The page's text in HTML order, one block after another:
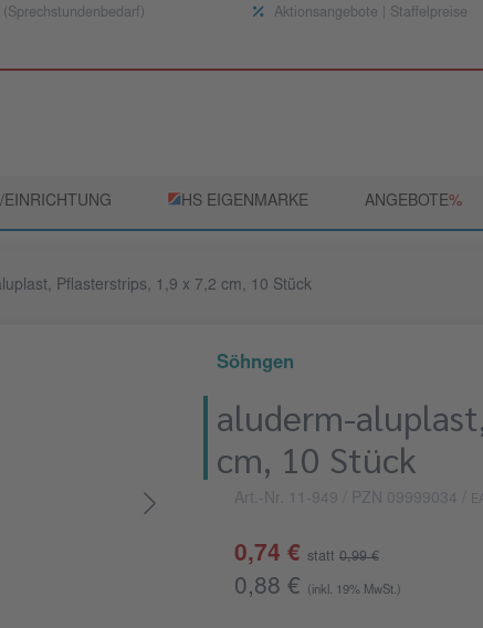
Aktionsangebote | Staffelpreise
EINRICHTUNG ­HS EIGENMARKE ANGEBOTE­%
Pflasterstrips, 1,9 x 7,2 cm, 10 Stück
Söhngen
aluderm-
cm, 10 Stück
Art.-Nr. 11-949 / PZN 09999034
0,74 € statt 0,99 €
0,88 € (inkl. 19% MwSt.)